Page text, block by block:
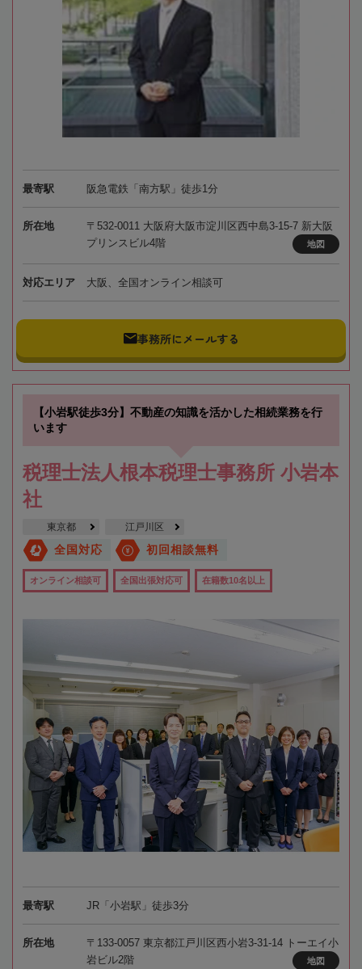
最寄駅 阪急電鉄「南方駅」徒歩1分
所在地
〒532-0011 大阪府大阪市淀川区西中島3-15-7 新大阪
プリンスビル4階
地図
対応エリア 大阪、全国オンライン相談可
事務所にメールする
【小岩駅徒歩3分】不動産の知識を活かした相続業務を行
います
税理士法人根本税理士事務所 小岩本
社
東京都 江戸川区
全国対応 初回相談無料
オンライン相談可 全国出張対応可 在籍数10名以上
最寄駅 JR「小岩駅」徒歩3分
所在地
〒133-0057 東京都江戸川区西小岩3-31-14 トーエイ小
岩ビル2階
地図